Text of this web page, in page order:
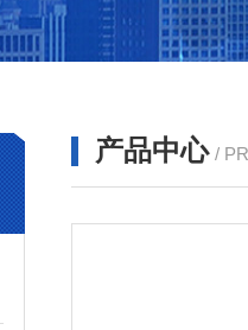
产品中心 /